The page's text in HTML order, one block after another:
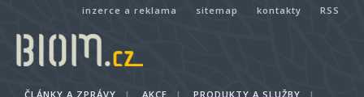
inzerce a reklama sitemap kontakty RSS
ČLÁNKY A ZPRÁVY | AKCE | PRODUKTY A SLUŽBY
|